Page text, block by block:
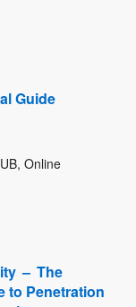
Guide
Online
– The
to Penetration